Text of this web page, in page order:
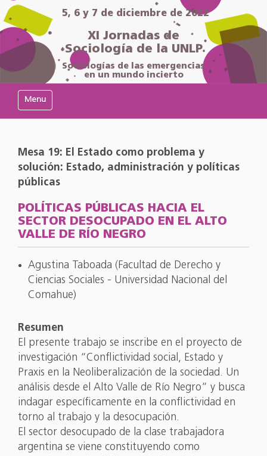
5, 6 y 7 de diciembre de 2022
XI Jornadas de
Sociología de la UNLP
Sociologías de las emergencias
en un mundo incierto
Mostrar/Ocultar navegación
Mesa 19: El Estado como problema y
solución: Estado, administración y políticas
públicas
POLÍTICAS PÚBLICAS HACIA EL
SECTOR DESOCUPADO EN EL ALTO
VALLE DE RÍO NEGRO
Agustina Taboada (Facultad de Derecho y
Ciencias Sociales - Universidad Nacional del
Comahue)
Resumen
El presente trabajo se inscribe en el proyecto de
investigación “Conflictividad social, Estado y
Praxis en la Neoliberalización de la sociedad. Un
análisis desde el Alto Valle de Río Negro” y busca
indagar específicamente en la conflictividad en
torno al trabajo y la desocupación.
El sector desocupado de la clase trabajadora
argentina se viene constituyendo como